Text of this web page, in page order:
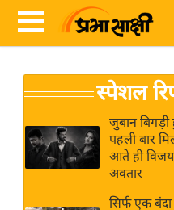
News
Hindi
ख
ब
स्पेशल
जुबान बिगड़ी
पहली बार
आते ही विजय
अवतार
सिर्फ एक